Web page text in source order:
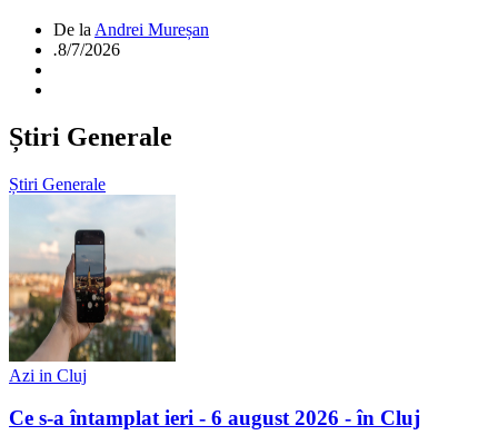
De la Andrei Mureșan
.8/7/2026
Știri Generale
Știri Generale
Azi in Cluj
Ce s-a întamplat ieri - 6 august 2026 - în Cluj